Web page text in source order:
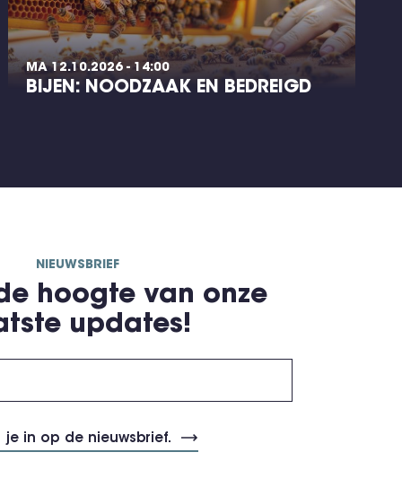
MA 12.10.2026 - 14:00
BIJEN: NOODZAAK EN BEDREIGD
NIEUWSBRIEF
hoogte van onze
updates!